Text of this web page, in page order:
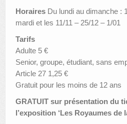
Horaires Du lundi au dimanche :
mardi et les 11/11 – 25/12 – 1/01
Tarifs
Adulte 5 €
Senior, groupe, étudiant, sans
Article 27 1,25 €
Gratuit pour les moins de 12 ans
GRATUIT sur présentation du
l’exposition ‘Les Royaumes de